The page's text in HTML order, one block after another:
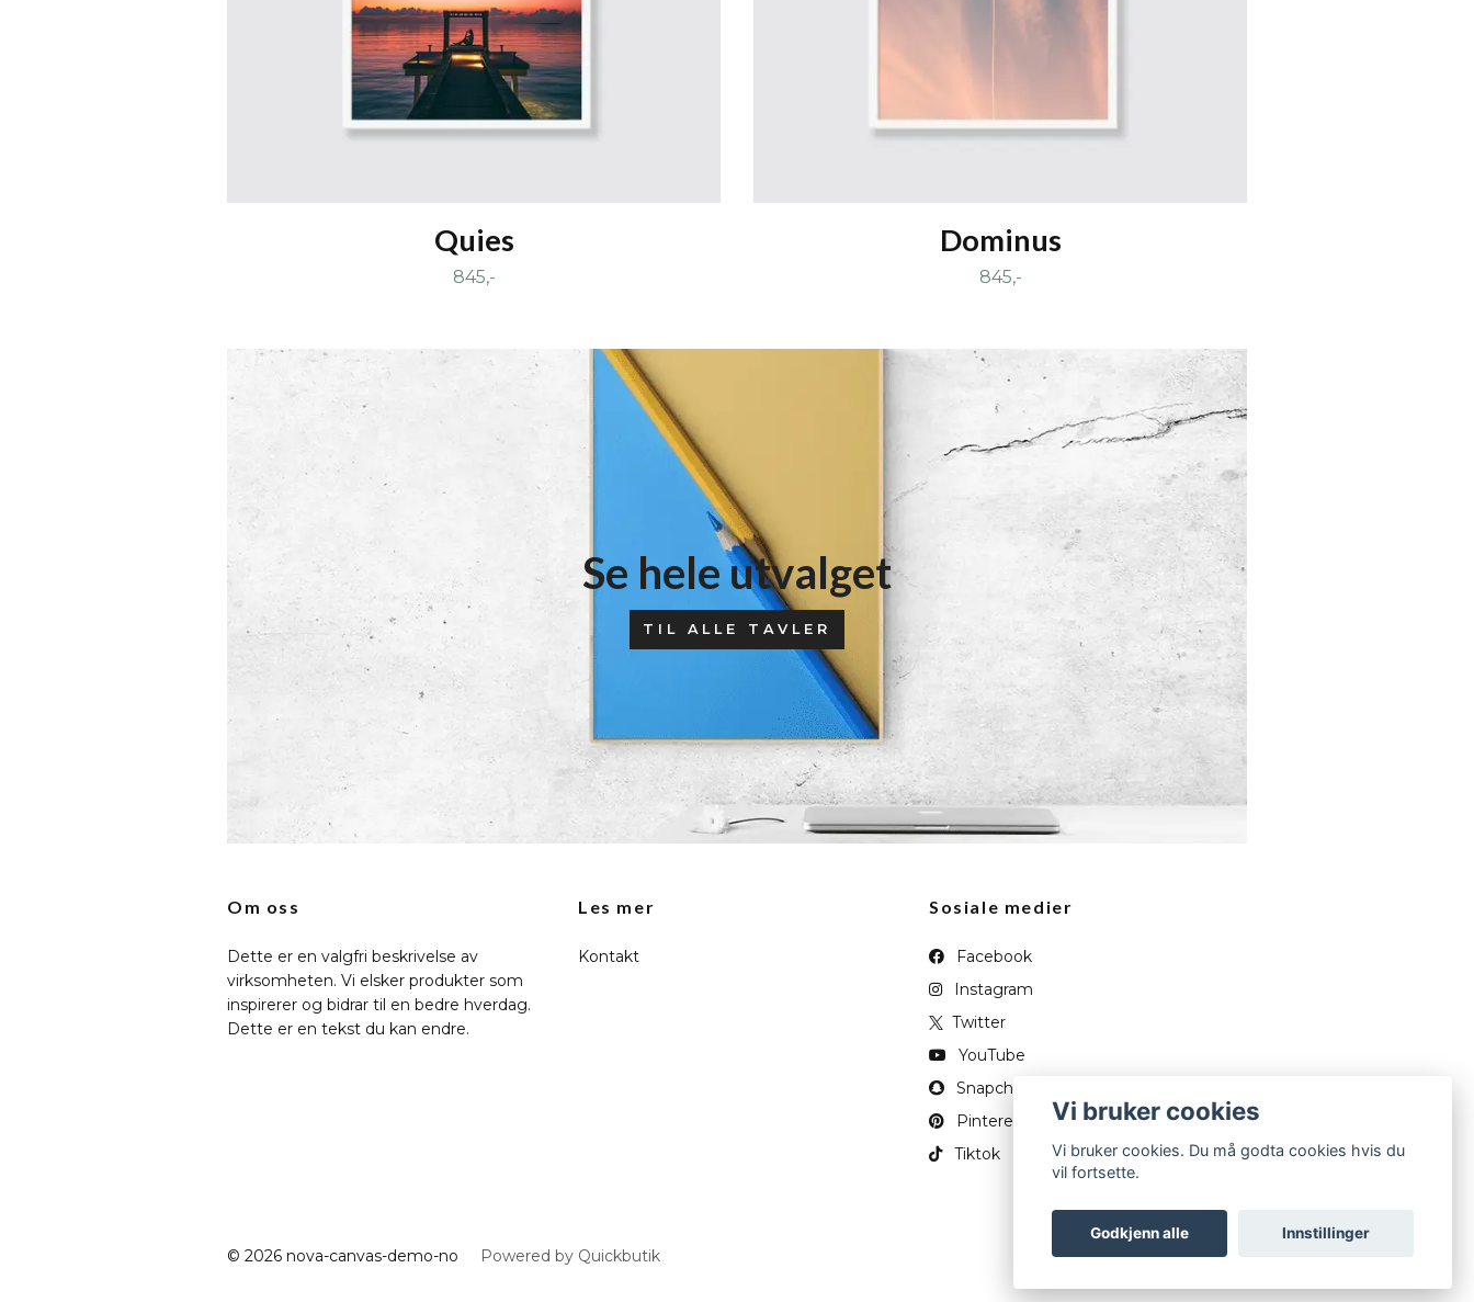
Quies
845,-
Dominus
845,-
Se hele utvalget
TIL ALLE TAVLER
Om oss
Dette er en valgfri beskrivelse av
virksomheten. Vi elsker produkter som
inspirerer og bidrar til en bedre hverdag.
Dette er en tekst du kan endre.
Les mer
Kontakt
Sosiale medier
Facebook
Instagram
Twitter
YouTube
Snapchat
Pinterest
Tiktok
© 2026 nova-canvas-demo-no Powered by Quickbutik
Vi bruker cookies
Vi bruker cookies. Du må godta cookies hvis du
vil fortsette.
Godkjenn alle Innstillinger